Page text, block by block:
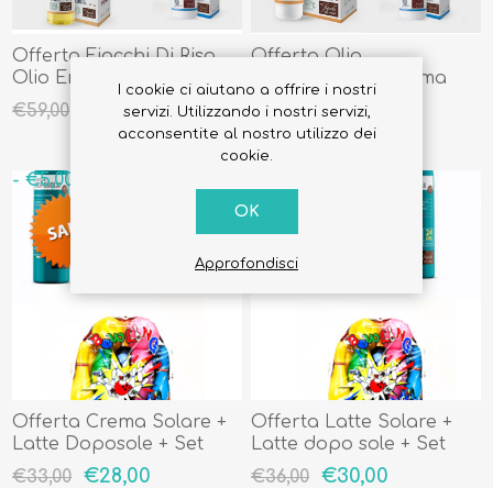
Offerta Fiocchi Di Riso
Olio Emudermico +
Crema Seno Clemulina +
Olio Smagliature
Tasmadermiìc + Intimo
Attivo Kalabiotic
€59,00 €55,00
Offerta Olio
Emudermico + Crema
Seno Clemulina + Crema
Smagliature
Tasmadermic + Intimo
Attivo Kalabiotic
€59,00 €55,00
- €5,00
Offerta Crema Solare +
Latte Doposole + Set
Birilli da Spiaggia
€33,00 €28,00
Offerta Latte Solare +
Latte dopo sole + Set
Birilli da Spiaggia
€36,00 €30,00
I cookie ci aiutano a offrire i nostri
servizi. Utilizzando i nostri servizi,
acconsentite al nostro utilizzo dei
cookie.
OK
Approfondisci